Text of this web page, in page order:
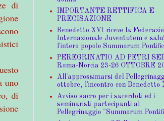
di
uno
di
IMPORTANTE RETTIFICA E
PRECISAZIONE
Benedetto XVI riceve la
Internazionale Juventutem e
l'intero popolo Summorum
PEREGRINATIO AD PETRI
Roma-Norcia 23-26 OTTOBRE
All'approssimarsi del
ottobre, l'incontro con Benedetto
Avviso sacro per i sacerdoti ed i
seminaristi partecipanti al
Pellegrinaggio "Summorum